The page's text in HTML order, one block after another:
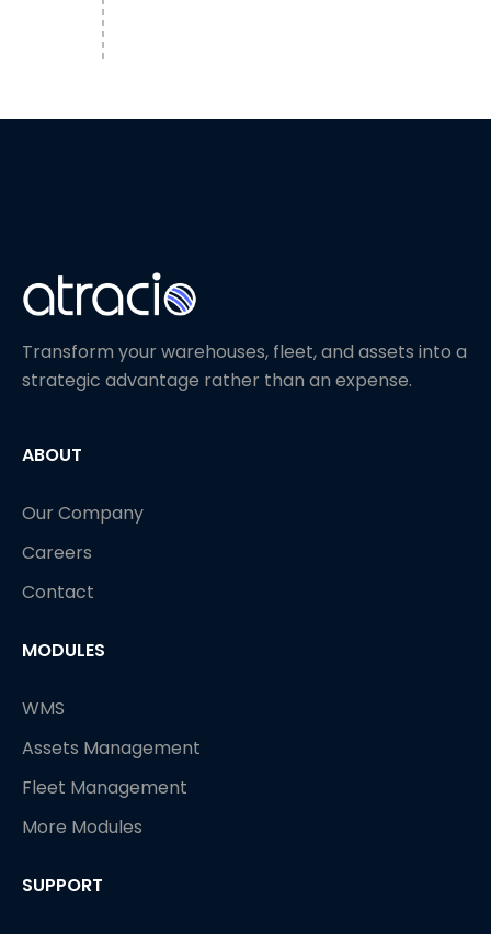
Transform your warehouses, fleet, and assets into a
strategic advantage rather than an expense.
ABOUT
Our Company
Careers
Contact
MODULES
WMS
Assets Management
Fleet Management
More Modules
SUPPORT